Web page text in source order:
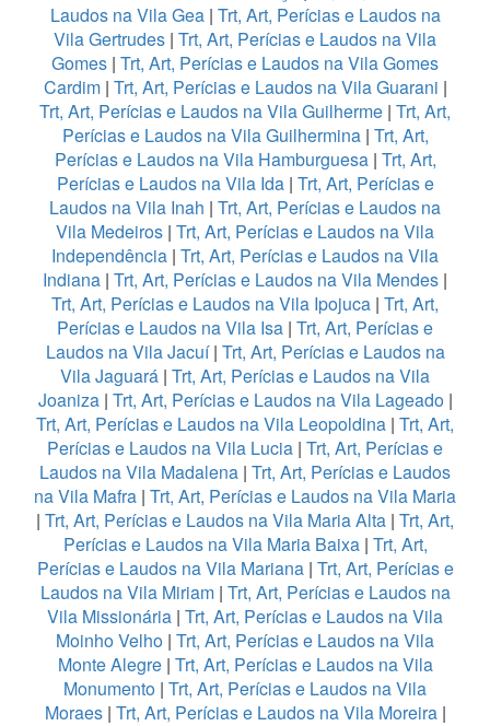
Laudos na Vila Gea| Trt, Art, Perícias e Laudos na
Vila Gertrudes | Trt, Art, Perícias e Laudos na Vila
Gomes | Trt, Art, Perícias e Laudos na Vila Gomes
Cardim| Trt, Art, Perícias e Laudos na Vila Guarani |
Trt, Art, Perícias e Laudos na Vila Guilherme | Trt, Art,
Perícias e Laudos na Vila Guilhermina| Trt, Art,
Perícias e Laudos na Vila Hamburguesa| Trt, Art,
Perícias e Laudos na Vila Ida| Trt, Art, Perícias e
Laudos na Vila Inah | Trt, Art, Perícias e Laudos na
Vila Medeiros | Trt, Art, Perícias e Laudos na Vila
Independência | Trt, Art, Perícias e Laudos na Vila
Indiana | Trt, Art, Perícias e Laudos na Vila Mendes |
Trt, Art, Perícias e Laudos na Vila Ipojuca | Trt, Art,
Perícias e Laudos na Vila Isa | Trt, Art, Perícias e
Laudos na Vila Jacuí| Trt, Art, Perícias e Laudos na
Vila Jaguará | Trt, Art, Perícias e Laudos na Vila
Joaniza| Trt, Art, Perícias e Laudos na Vila Lageado|
Trt, Art, Perícias e Laudos na Vila Leopoldina | Trt, Art,
Perícias e Laudos na Vila Lucia | Trt, Art, Perícias e
Laudos na Vila Madalena | Trt, Art, Perícias e Laudos
na Vila Mafra | Trt, Art, Perícias e Laudos na Vila Maria
| Trt, Art, Perícias e Laudos na Vila Maria Alta | Trt, Art,
Perícias e Laudos na Vila Maria Baixa| Trt, Art,
Perícias e Laudos na Vila Mariana| Trt, Art, Perícias e
Laudos na Vila Miriam| Trt, Art, Perícias e Laudos na
Vila Missionária | Trt, Art, Perícias e Laudos na Vila
Moinho Velho | Trt, Art, Perícias e Laudos na Vila
Monte Alegre| Trt, Art, Perícias e Laudos na Vila
Monumento | Trt, Art, Perícias e Laudos na Vila
Moraes| Trt, Art, Perícias e Laudos na Vila Moreira|